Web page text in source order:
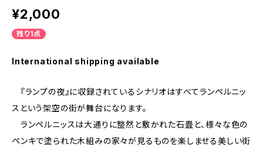
¥2,000
残り1点
International shipping available
『ランプの夜』に収録されているシナリオはすべてランペルニッ
スという架空の街が舞台になります。
ランペルニッスは大通りに整然と敷かれた石畳と、様々な色の
ペンキで塗られた木組みの家々が見るものを楽しませる美しい街